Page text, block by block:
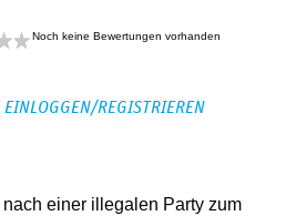
Noch keine Bewertungen vorhanden
REGISTRIEREN
einer illegalen Party zum